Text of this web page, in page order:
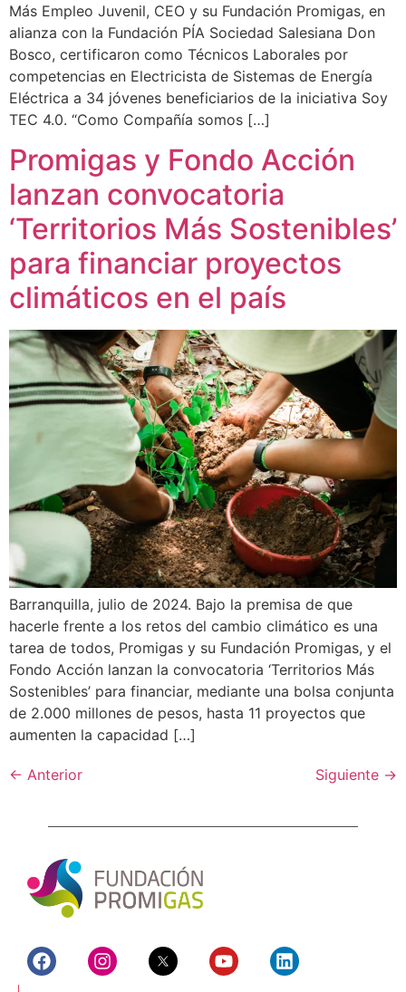
Más Empleo Juvenil, CEO y su Fundación Promigas, en
alianza con la Fundación PÍA Sociedad Salesiana Don
Bosco, certificaron como Técnicos Laborales por
competencias en Electricista de Sistemas de Energía
Eléctrica a 34 jóvenes beneficiarios de la iniciativa Soy
TEC 4.0. “Como Compañía somos […]
Promigas y Fondo Acción
lanzan convocatoria
‘Territorios Más Sostenibles’
para financiar proyectos
climáticos en el país
Barranquilla, julio de 2024. Bajo la premisa de que
hacerle frente a los retos del cambio climático es una
tarea de todos, Promigas y su Fundación Promigas, y el
Fondo Acción lanzan la convocatoria ‘Territorios Más
Sostenibles’ para financiar, mediante una bolsa conjunta
de 2.000 millones de pesos, hasta 11 proyectos que
aumenten la capacidad […]
← Anterior Siguiente →